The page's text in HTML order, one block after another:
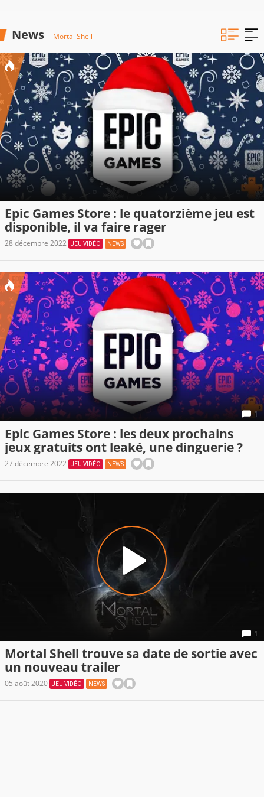
News Mortal Shell
Epic Games Store : le quatorzième jeu est
disponible, il va faire rager
28 décembre 2022 JEU VIDÉO NEWS
1
Epic Games Store : les deux prochains
jeux gratuits ont leaké, une dinguerie ?
27 décembre 2022 JEU VIDÉO NEWS
1
Mortal Shell trouve sa date de sortie avec
un nouveau trailer
05 août 2020 JEU VIDÉO NEWS